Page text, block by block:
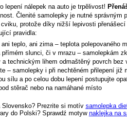
lepení nálepek na auto je trpělivost!
Členité samolepky je nutné správným
protože díky nižší lepivosti
pravidla:
teplo, ani zima – teplota polepovaného
přímém slunci, či v mrazu – samolepkám
a technickým lihem odmaštěný povrch bez
– samolepky i při nechtěném přilepení již
sílu a po celou dobu lepení postupujte
stěrač nebo na namáhané místo
Prezrite si motív samolepka
do Polski? Sprawdź motyw naklejka na